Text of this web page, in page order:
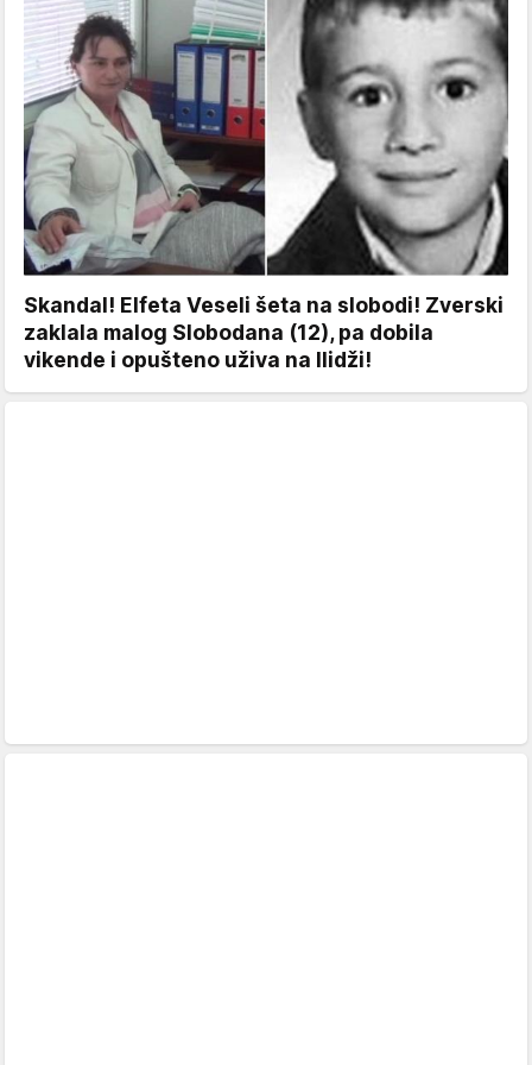
Skandal! Elfeta Veseli šeta na slobodi! Zverski
zaklala malog Slobodana (12), pa dobila
vikende i opušteno uživa na Ilidži!